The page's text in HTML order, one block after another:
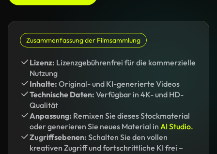
Zusammenfassung der Filmsammlung
Lizenz: Lizenzgebührenfrei für die kommerzielle
Nutzung
Inhalte: Original- und KI-generierte Videos
Technische Daten: Verfügbar in 4K- und HD-
Qualität
Anpassung: Remixen Sie dieses Stockmaterial
oder generieren Sie neues Material in AI Studio.
Zugriffsebenen: Schalten Sie den vollen
kreativen Zugriff und fortschrittliche KI frei –